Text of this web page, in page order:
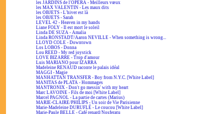
les JARDINS de l'OPÉRA - Meilleurs vœux
les MAX VALENTIN - Les maux dits
les OBJETS - L'hiver est là
les OBJETS - Sarah
LEVEL 42 - Heaven in my hands
Liane FOLY - Il est mort le soleil
Linda DE SUZA - Amalia
Linda RONSTADT/Aaron NEVILLE - When something is wrong...
LLOYD COLE - Downtown
Los LOBOS - Donna
Lou REED - My red joystick
LOVE BIZARRE - Trop d'amour
Luis MARIANO pour IZARRA
Madeleine RENAUD raconte le palais idéal
MAGGI - Magie
MANHATTAN TRANSFER - Boy from N.Y.C. [White Label]
MANITAS de PLATA - Hommages
MANTRONIX - Don't go messin' with my heart
Marc LAVOINE - Fils de moi [White Label]
Marcel PAGNOL - La partie de cartes (Marius)
MARIE-CLAIRE/PHILIPS - Un soir de Vie Parisienne
Marie-Madeleine DURUFLÉ - Le coucou [White Label]
Marie-Paule BELLE - Café renard/Nosferatu